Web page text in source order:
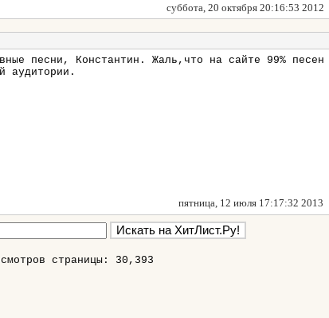
суббота, 20 октября 20:16:53 2012
песни, Константин. Жаль,что на сайте 99% песен
аудитории.
пятница, 12 июля 17:17:32 2013
страницы: 30,393